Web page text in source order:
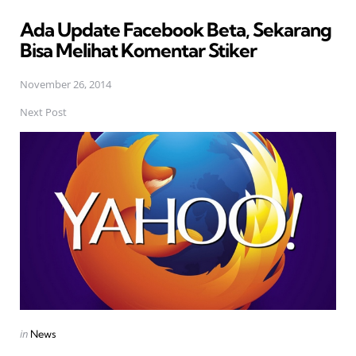
Ada Update Facebook Beta, Sekarang
Bisa Melihat Komentar Stiker
November 26, 2014
Next Post
Posted
in News